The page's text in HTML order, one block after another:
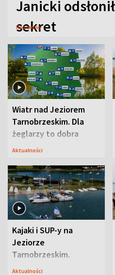
Janicki
sekret
Rozmowy
Wiatr nad Jeziorem
Tarnobrzeskim. Dla
żeglarzy to dobra
wiadomość
Aktualności
Kajaki i SUP-y na
Jeziorze
Tarnobrzeskim.
Przyrodnicy zwracają
Aktualności